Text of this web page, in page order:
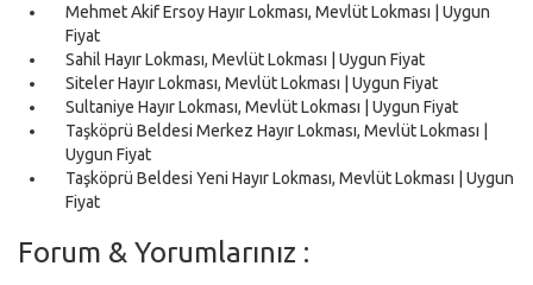
Mehmet Akif Ersoy Hayır Lokması, Mevlüt Lokması | Uygun
Fiyat
Sahil Hayır Lokması, Mevlüt Lokması | Uygun Fiyat
Siteler Hayır Lokması, Mevlüt Lokması | Uygun Fiyat
Sultaniye Hayır Lokması, Mevlüt Lokması | Uygun Fiyat
Taşköprü Beldesi Merkez Hayır Lokması, Mevlüt Lokması |
Uygun Fiyat
Taşköprü Beldesi Yeni Hayır Lokması, Mevlüt Lokması | Uygun
Fiyat
Forum & Yorumlarınız :